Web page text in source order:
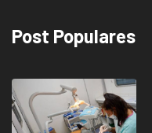
Post Populares